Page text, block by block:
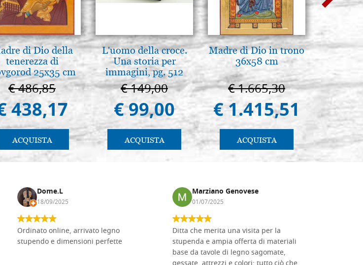
di Dio della
tenerezza di
25x35 cm
€ 486,85
438,17
ACQUISTA
L'uomo della croce.
Una storia per
immagini, pg. 512
€ 149,00
€ 99,00
ACQUISTA
Madre di Dio in trono
36x58 cm
€ 1.665,30
€ 1.415,51
ACQUISTA
Arte
€
€
Dome.L
18/09/2025
Ordinato online, arrivato legno
stupendo e dimensioni perfette
Marziano Genovese
01/07/2025
Ditta che merita una visita per la
stupenda e ampia offerta di materiali
base da tavole di legno sagomate,